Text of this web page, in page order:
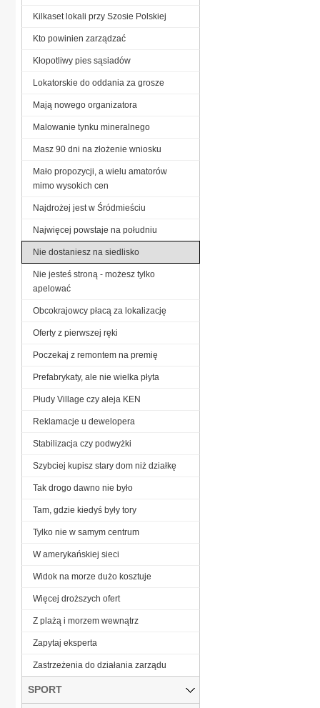
Kilkaset lokali przy Szosie Polskiej
Kto powinien zarządzać
Kłopotliwy pies sąsiadów
Lokatorskie do oddania za grosze
Mają nowego organizatora
Malowanie tynku mineralnego
Masz 90 dni na złożenie wniosku
Mało propozycji, a wielu amatorów
mimo wysokich cen
Najdrożej jest w Śródmieściu
Najwięcej powstaje na południu
Nie dostaniesz na siedlisko
Nie jesteś stroną - możesz tylko
apelować
Obcokrajowcy płacą za lokalizację
Oferty z pierwszej ręki
Poczekaj z remontem na premię
Prefabrykaty, ale nie wielka płyta
Płudy Village czy aleja KEN
Reklamacje u dewelopera
Stabilizacja czy podwyżki
Szybciej kupisz stary dom niż działkę
Tak drogo dawno nie było
Tam, gdzie kiedyś były tory
Tylko nie w samym centrum
W amerykańskiej sieci
Widok na morze dużo kosztuje
Więcej droższych ofert
Z plażą i morzem wewnątrz
Zapytaj eksperta
Zastrzeżenia do działania zarządu
SPORT